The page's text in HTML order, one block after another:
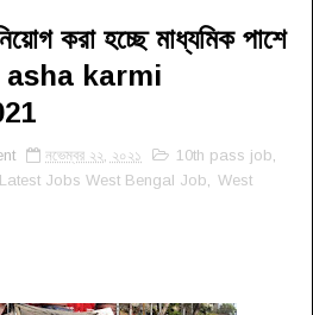
করা হচ্ছে মাধ্যমিক পাশে
asha karmi
নভেম্বর ২২, ২০২১ 10th pass job
Latest Jobs West Bengal Job
West